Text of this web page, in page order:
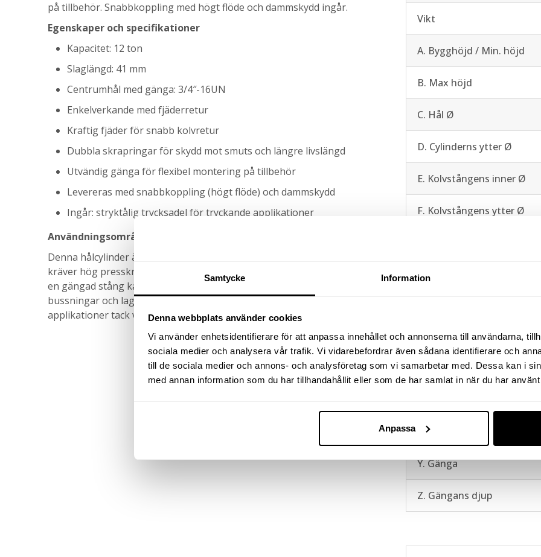
Samtycke Information
Denna webbplats använder cookies
Vi använder enhetsidentifierare för att anpassa innehållet och annonserna till användarna,
sociala medier och analysera vår trafik. Vi vidarebefordrar även sådana identifierare och
till de sociala medier och annons- och analysföretag som vi samarbetar med. Dessa kan i
med annan information som du har tillhandahållit eller som de har samlat in när du har
Anpassa
på tillbehör. Snabbkoppling med högt flöde och dammskydd ingår.
Egenskaper och specifikationer
Kapacitet: 12 ton
Slaglängd: 41 mm
Centrumhål med gänga: 3/4″-16UN
Enkelverkande med fjäderretur
Kraftig fjäder för snabb kolvretur
Dubbla skrapringar för skydd mot smuts och längre livslängd
Utvändig gänga för flexibel montering på tillbehör
Levereras med snabbkoppling (högt flöde) och dammskydd
Ingår: stryktålig trycksadel för tryckande applikationer
Användningsområde
Denna hålcylinder är särskilt lämpad för arbeten i trånga utrymmen som
kräver hög presskraft i kombination med kompakt konstruktion. Med hjälp av
en gängad stång kan den användas för dragande arbeten som urdragning av
bussningar och lager, men den fungerar även utmärkt för tryckande
applikationer tack vare den medföljande trycksadeln.
Vikt
A. Bygghöjd / Min. höjd
B. Max höjd
C. Hål Ø
D. Cylinderns ytter Ø
E. Kolvstångens inner Ø
F. Kolvstångens ytter Ø
K. Kolvstångsgängans
L. Utvändig gänga på
längd
G. Avstånd cylinderbotten
X. Håldelning
Y. Gänga
Z. Gängans djup